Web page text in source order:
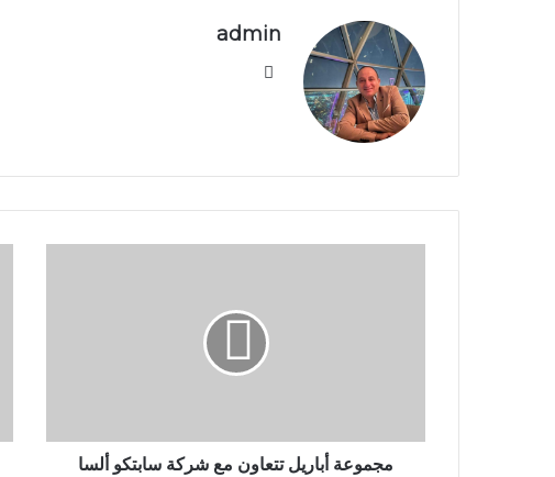
admin
مجموعة أباريل تتعاون مع شركة سابتكو ألسا